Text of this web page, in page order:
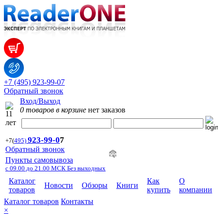
+7 (495) 923-99-07
Обратный звонок
Вход/Выход
0 товаров в корзине нет заказов
+7(495) 923-99-07
Обратный звонок
Пункты самовывоза
с 09.00 до 21.00 МСК Без выходных
Каталог
товаров
Новости Обзоры Книги
Как
купить
О
компании
Каталог товаров Контакты
×